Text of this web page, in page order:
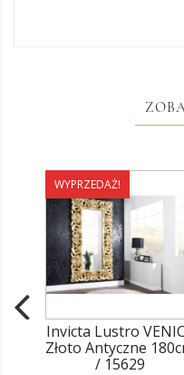
WYPRZEDAŻ!
Invicta Lustro
Złoto Antyczne
/ 15629